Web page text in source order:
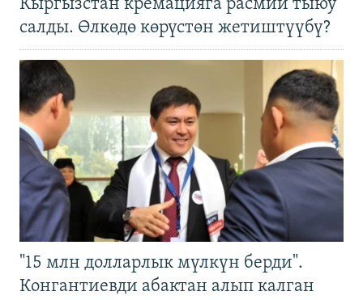
Кыргызстан кремацияга расмий тыюу
салды. Өлкөдө көрүстөн жетиштүүбү?
"15 млн долларлык мүлкүн берди".
Конгантиевди абактан алып калган